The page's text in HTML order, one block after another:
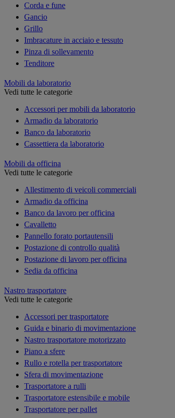
Corda e fune
Gancio
Grillo
Imbracature in acciaio e tessuto
Pinza di sollevamento
Tenditore
Mobili da laboratorio
Vedi tutte le categorie
Accessori per mobili da laboratorio
Armadio da laboratorio
Banco da laboratorio
Cassettiera da laboratorio
Mobili da officina
Vedi tutte le categorie
Allestimento di veicoli commerciali
Armadio da officina
Banco da lavoro per officina
Cavalletto
Pannello forato portautensili
Postazione di controllo qualità
Postazione di lavoro per officina
Sedia da officina
Nastro trasportatore
Vedi tutte le categorie
Accessori per trasportatore
Guida e binario di movimentazione
Nastro trasportatore motorizzato
Piano a sfere
Rullo e rotella per trasportatore
Sfera di movimentazione
Trasportatore a rulli
Trasportatore estensibile e mobile
Trasportatore per pallet